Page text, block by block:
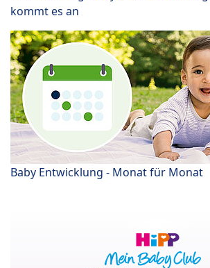
kommt es an
Baby Entwicklung - Monat für Monat